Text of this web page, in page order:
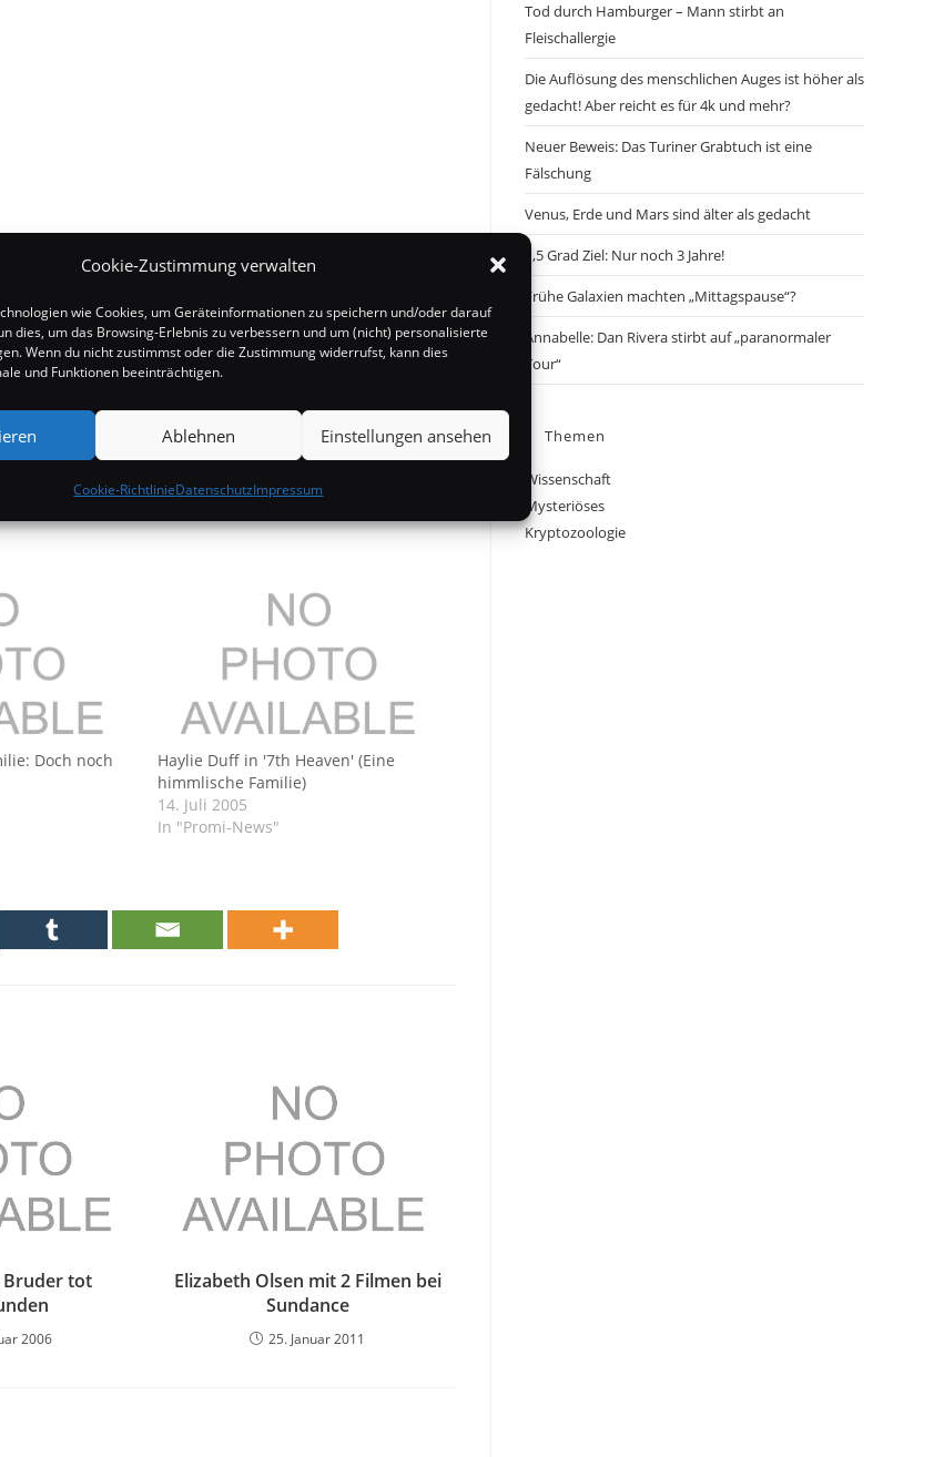
Cookie-Zustimmung verwalten
wie Cookies, um Geräteinformationen zu speichern und/oder darauf
dies, um das Browsing-Erlebnis zu verbessern und um (nicht) personalisierte
Wenn du nicht zustimmst oder die Zustimmung widerrufst, kann dies
und Funktionen beeinträchtigen.
Ablehnen Einstellungen ansehen
Cookie-RichtlinieDatenschutzImpressum
Doch noch
Haylie Duff in '7th Heaven' (Eine
himmlische Familie)
14. Juli 2005
In "Promi-News"
Bruder tot
2006
Elizabeth Olsen mit 2 Filmen bei
Sundance
25. Januar 2011
Tod durch Hamburger – Mann stirbt an
Fleischallergie
Die Auflösung des menschlichen Auges ist höher als
gedacht! Aber reicht es für 4k und mehr?
Neuer Beweis: Das Turiner Grabtuch ist eine
Fälschung
Venus, Erde und Mars sind älter als gedacht
1,5 Grad Ziel: Nur noch 3 Jahre!
Frühe Galaxien machten „Mittagspause“?
Annabelle: Dan Rivera stirbt auf „paranormaler
Tour“
Themen
Wissenschaft
Mysteriöses
Kryptozoologie